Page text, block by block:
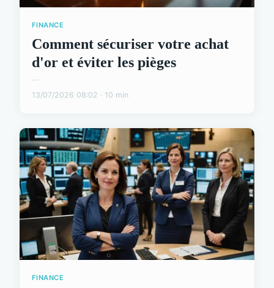
FINANCE
Comment sécuriser votre achat
d'or et éviter les pièges
...
13/07/2026 08:02 · 10 min
FINANCE